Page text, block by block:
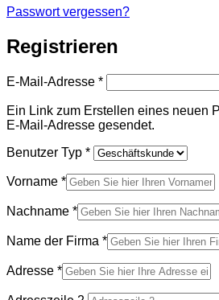
Passwort vergessen?
Registrieren
E-Mail-Adresse *Erforderlich
Ein Link zum Erstellen eines neuen
E-Mail-Adresse gesendet.
Benutzer Typ *
Vorname *
Nachname *
Name der Firma *
Adresse *